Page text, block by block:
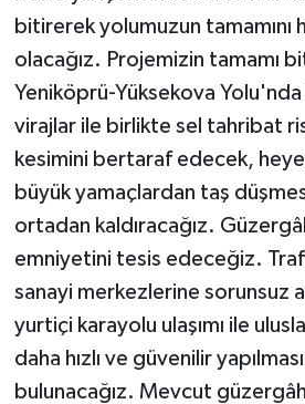
bitirerek yolumuzun tamamını
olacağız. Projemizin tamamı
Yeniköprü-Yüksekova Yolu'nda
virajlar ile birlikte sel tahribat
kesimini bertaraf edecek,
büyük yamaçlardan taş
ortadan kaldıracağız.
emniyetini tesis edeceğiz.
sanayi merkezlerine sorunsuz
yurtiçi karayolu ulaşımı ile
daha hızlı ve güvenilir
bulunacağız. Mevcut